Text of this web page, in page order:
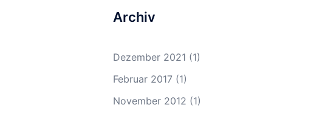
Archiv
Dezember 2021 (1)
Februar 2017(1)
November 2012 (1)